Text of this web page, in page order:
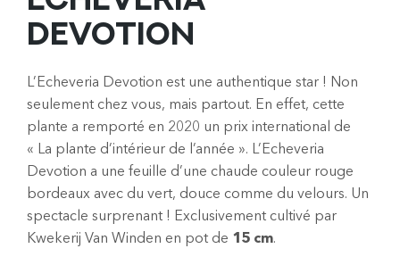
DEVOTION
L’Echeveria Devotion est une authentique star ! Non
seulement chez vous, mais partout. En effet, cette
plante a remporté en 2020 un prix international de
« La plante d’intérieur de l’année ». L’Echeveria
Devotion a une feuille d’une chaude couleur rouge
bordeaux avec du vert, douce comme du velours. Un
spectacle surprenant ! Exclusivement cultivé par
Kwekerij Van Winden en pot de 15 cm.